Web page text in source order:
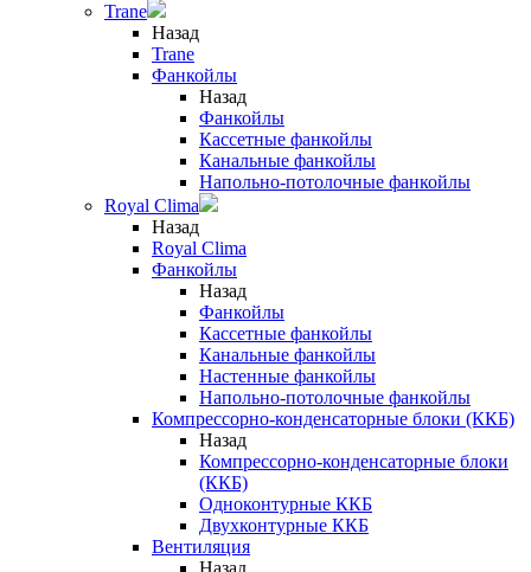
Trane
Назад
Trane
Фанкойлы
Назад
Фанкойлы
Кассетные фанкойлы
Канальные фанкойлы
Напольно-потолочные фанкойлы
Royal Clima
Назад
Royal Clima
Фанкойлы
Назад
Фанкойлы
Кассетные фанкойлы
Канальные фанкойлы
Настенные фанкойлы
Напольно-потолочные фанкойлы
Компрессорно-конденсаторные блоки (ККБ)
Назад
Компрессорно-конденсаторные блоки
(ККБ)
Одноконтурные ККБ
Двухконтурные ККБ
Вентиляция
Назад